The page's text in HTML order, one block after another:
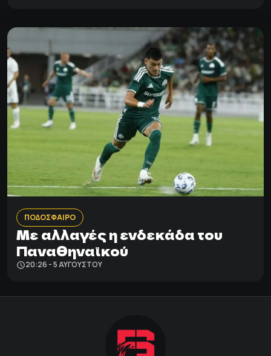
ΠΟΔΟΣΦΑΙΡΟ
Με αλλαγές η ενδεκάδα του
Παναθηναϊκού
20:26 - 5 ΑΥΓΟΎΣΤΟΥ